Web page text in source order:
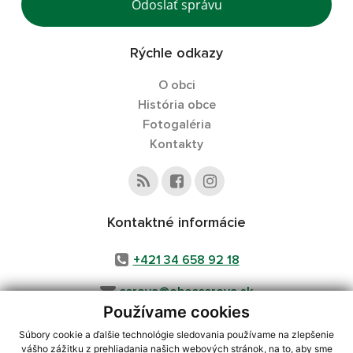
Používame cookies
Súbory cookie a ďalšie technológie sledovania používame na zlepšenie
vášho zážitku z prehliadania našich webových stránok, na to, aby sme
Odoslať správu
Rýchle odkazy
O obci
História obce
Fotogaléria
Kontakty
Kontaktné informácie
+421 34 658 92 18
cerova@obeccerova.sk